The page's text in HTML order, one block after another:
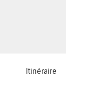
Itinéraire